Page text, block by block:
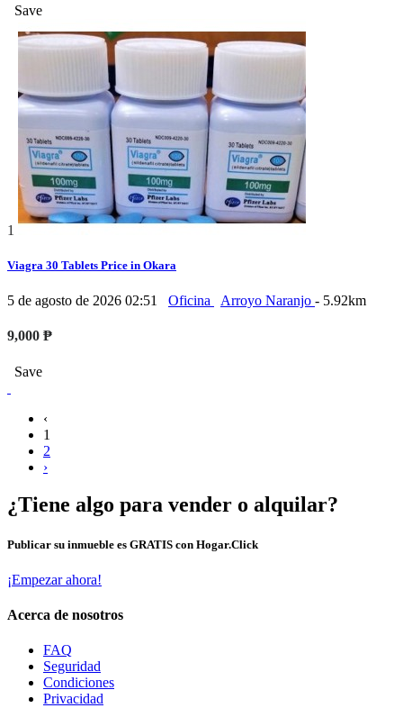
Save
1
Viagra 30 Tablets Price in Okara
5 de agosto de 2026 02:51 Oficina Arroyo Naranjo - 5.92km
9,000 ₱
Save
‹
1
2
›
¿Tiene algo para vender o alquilar?
Publicar su inmueble es GRATIS con Hogar.Click
¡Empezar ahora!
Acerca de nosotros
FAQ
Seguridad
Condiciones
Privacidad